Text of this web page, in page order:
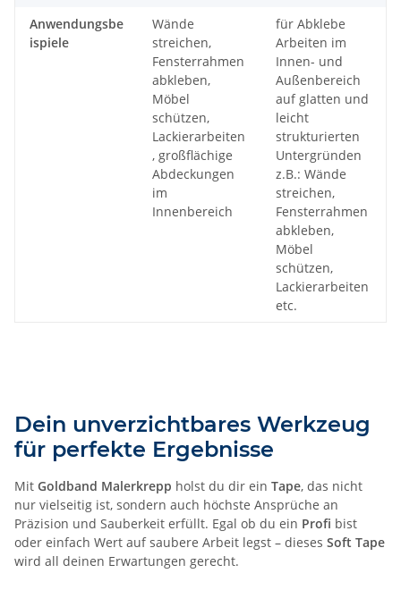
Anwendungsbe
ispiele
Wände
streichen,
Fensterrahmen
abkleben,
Möbel
schützen,
Lackierarbeiten
, großflächige
Abdeckungen
im
Innenbereich
für Abklebe
Arbeiten im
Innen- und
Außenbereich
auf glatten und
leicht
strukturierten
Untergründen
z.B.: Wände
streichen,
Fensterrahmen
abkleben,
Möbel
schützen,
Lackierarbeiten
etc.
Dein unverzichtbares Werkzeug
für perfekte Ergebnisse
Mit Goldband Malerkrepp holst du dir ein Tape, das nicht
nur vielseitig ist, sondern auch höchste Ansprüche an
Präzision und Sauberkeit erfüllt. Egal ob du ein Profi bist
oder einfach Wert auf saubere Arbeit legst – dieses Soft Tape
wird all deinen Erwartungen gerecht.